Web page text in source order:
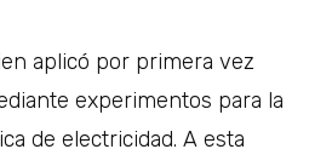
aplicó por primera vez
experimentos para la
de electricidad. A esta